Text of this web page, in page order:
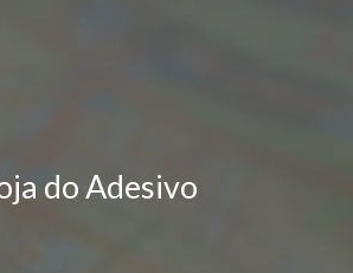
do Adesivo